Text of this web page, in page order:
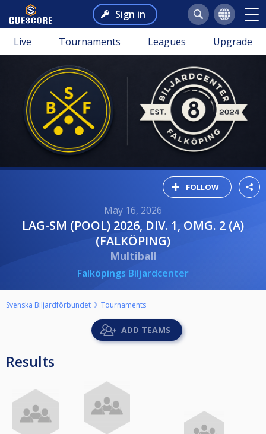
Sign in
Live Tournaments Leagues Upgrade
FOLLOW
May 16, 2026
LAG-SM (POOL) 2026, DIV. 1, OMG. 2 (A)
(FALKÖPING)
Multiball
Falköpings Biljardcenter
Svenska Biljardförbundet Tournaments
ADD TEAMS
Results